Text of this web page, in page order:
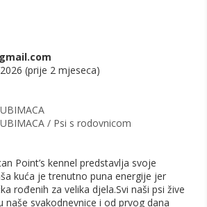
(prije 2 mjeseca)
/ Psi s rodovnicom
Point’s kennel predstavlja svoje
kuća je trenutno puna energije jer
rođenih za velika djela.Svi naši psi žive
naše svakodnevnice i od prvog dana